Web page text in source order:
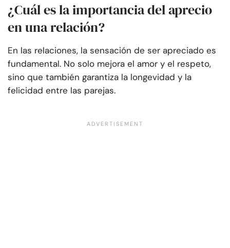
¿Cuál es la importancia del aprecio
en una relación?
En las relaciones, la sensación de ser apreciado es
fundamental. No solo mejora el amor y el respeto,
sino que también garantiza la longevidad y la
felicidad entre las parejas.